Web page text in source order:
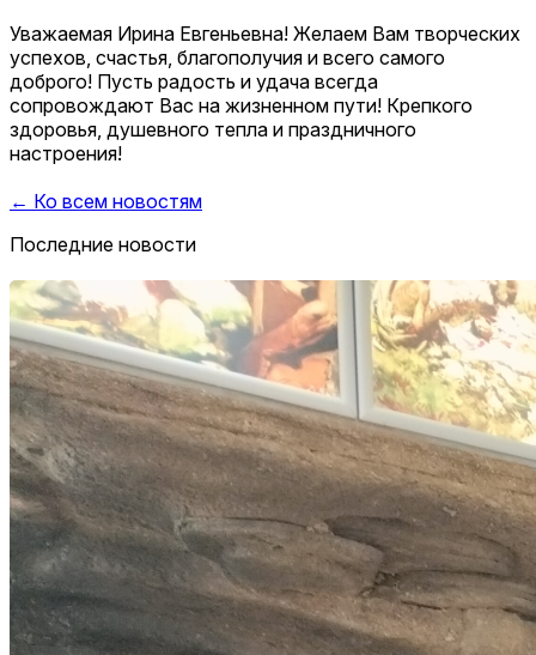
Уважаемая Ирина Евгеньевна! Желаем Вам творческих
успехов, счастья, благополучия и всего самого
доброго! Пусть радость и удача всегда
сопровождают Вас на жизненном пути! Крепкого
здоровья, душевного тепла и праздничного
настроения!
← Ко всем новостям
Последние новости